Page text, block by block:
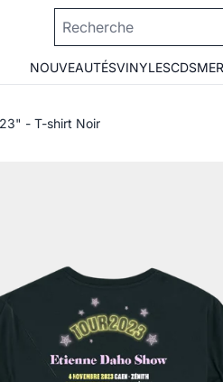
NOUVEAUTÉSVINYLESCDS
- T-shirt Noir